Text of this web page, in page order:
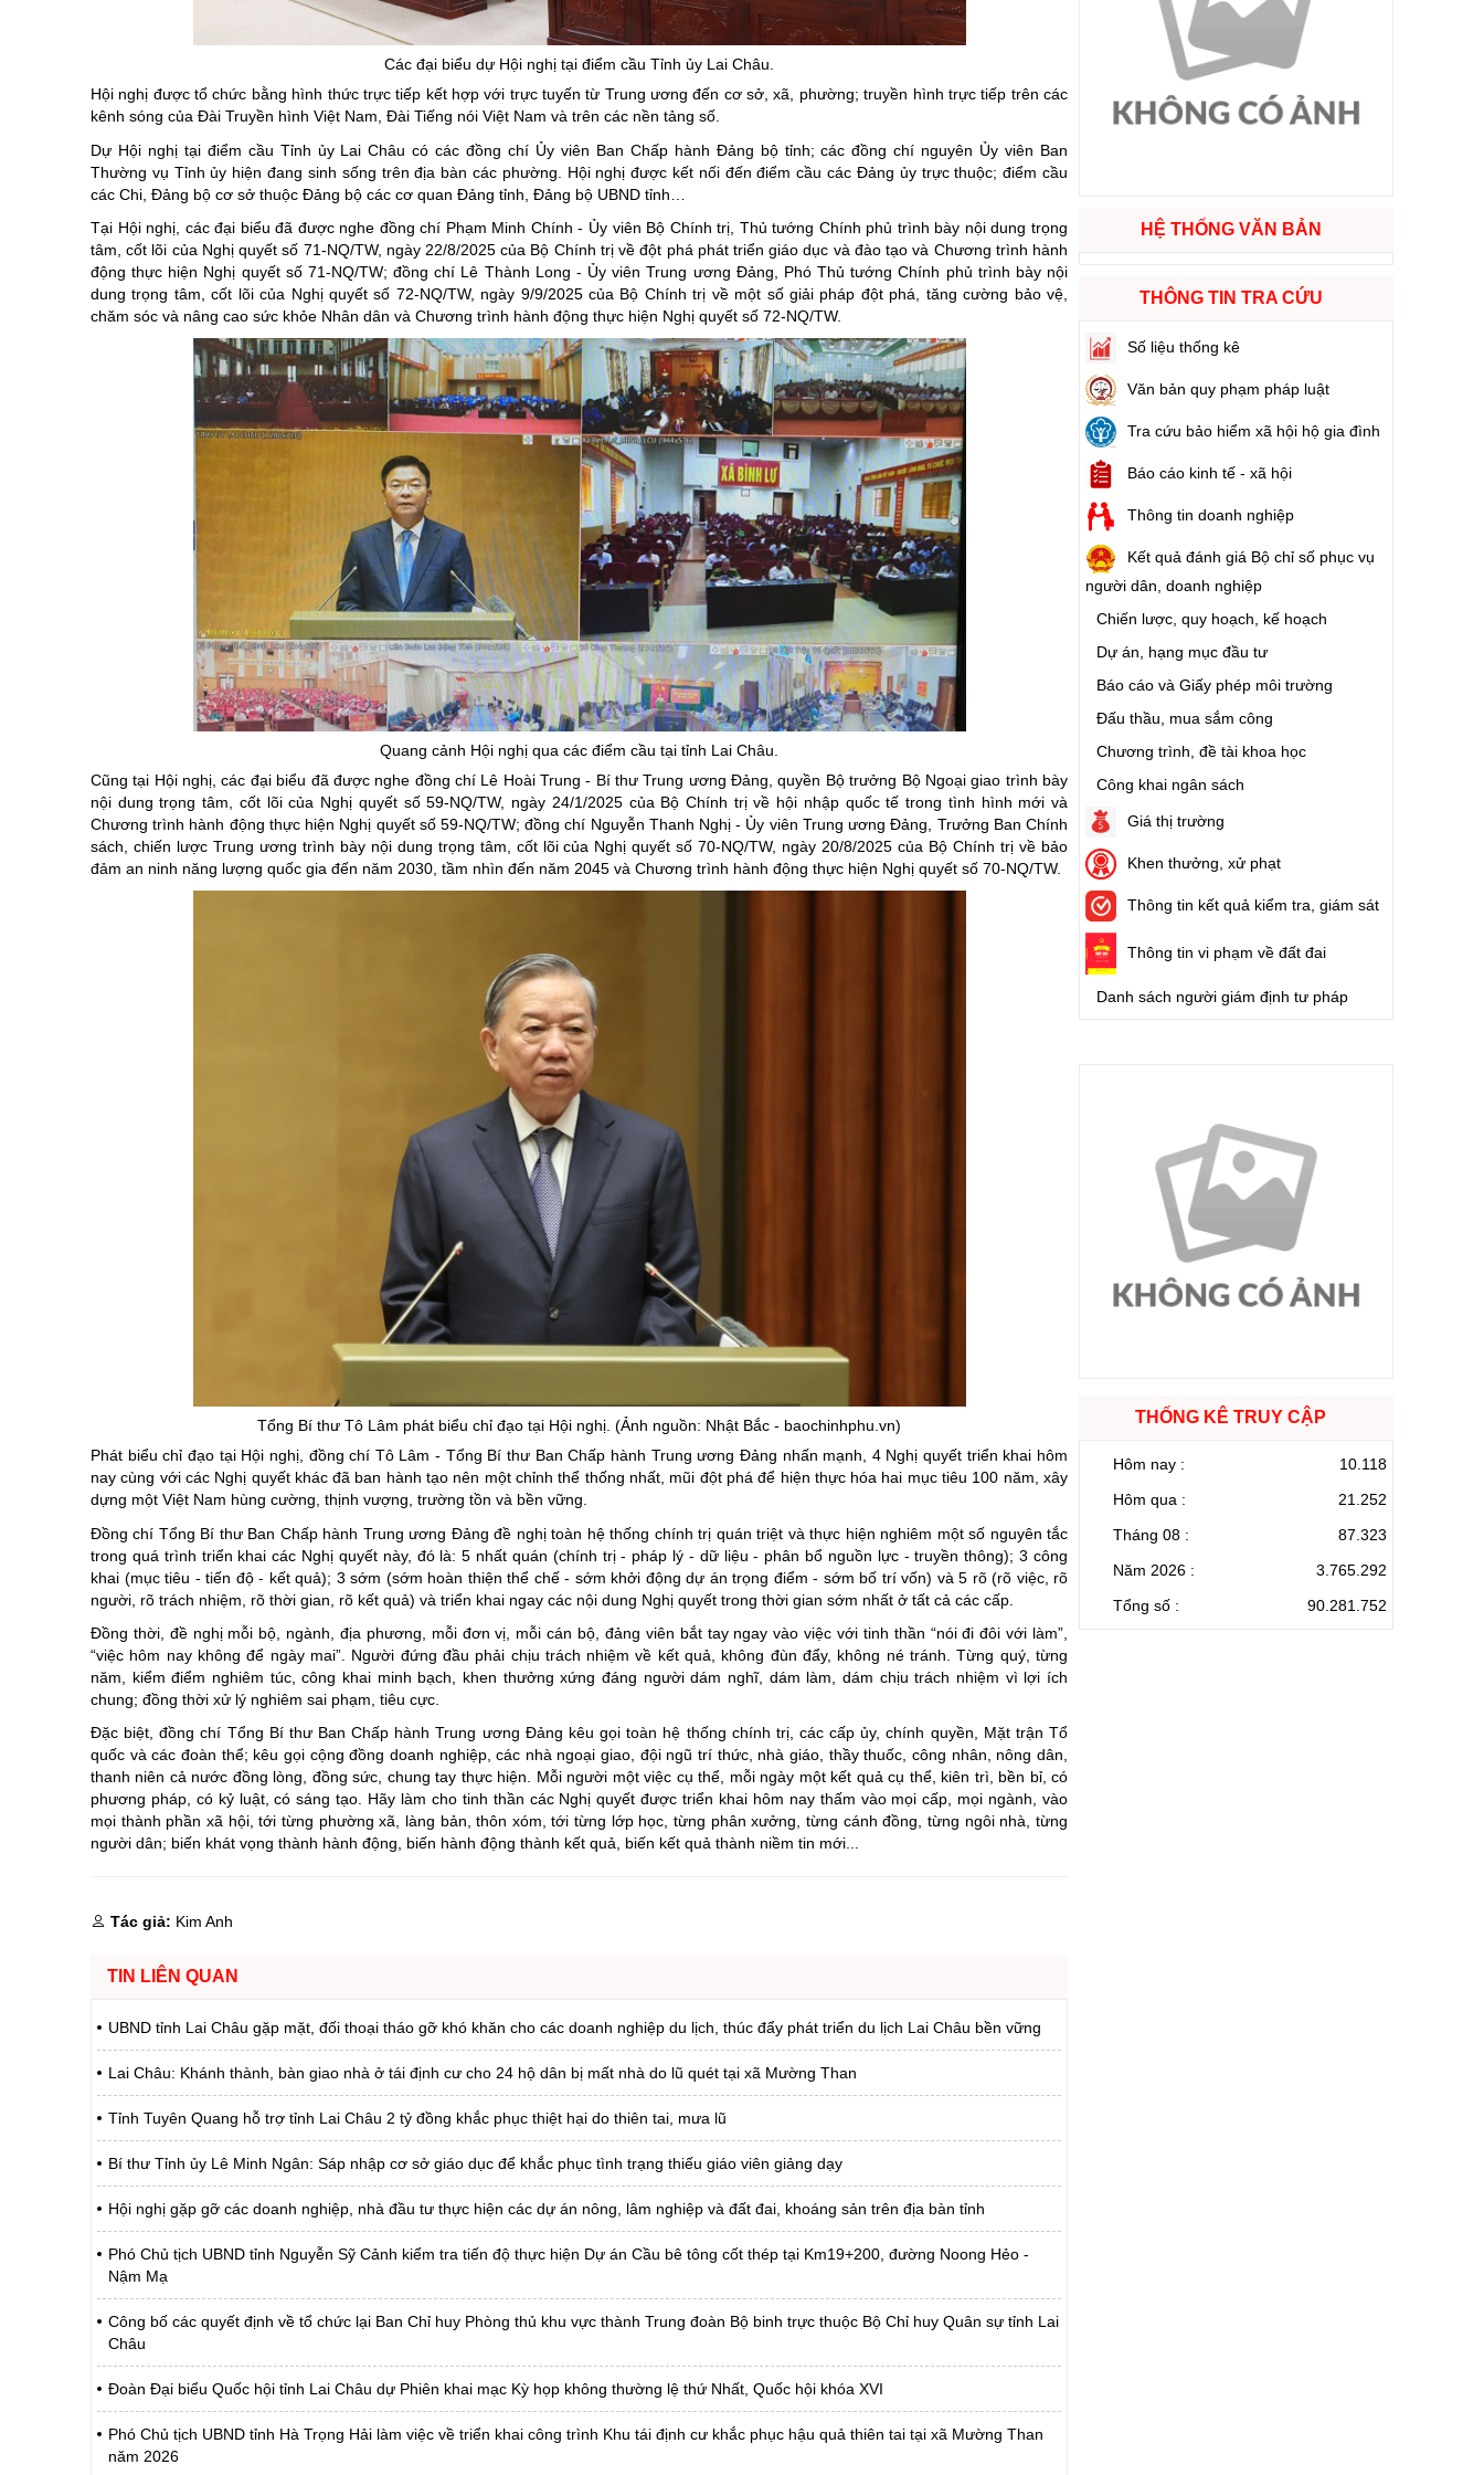
Chuyên đề tổng hợp Giảm nghèo bền vững
Bầu cử đại biểu Quốc hội khóa XVI và đại biểu Hội đồng nhân dân các cấp nhiệm kỳ 2026 - 2031
Gia đình hạnh phúc bền vững
Thông tin biên giới
Người Việt Nam ưu tiên dùng hàng Việt Nam
Điểm báo
Phóng sự ảnh
Chuyên mục khác
Các đại biểu dự Hội nghị tại điểm cầu Tỉnh ủy Lai Châu.
Hội nghị được tổ chức bằng hình thức trực tiếp kết hợp với trực tuyến từ Trung ương đến cơ sở, xã, phường; truyền hình trực tiếp trên các
kênh sóng của Đài Truyền hình Việt Nam, Đài Tiếng nói Việt Nam và trên các nền tảng số.
Dự Hội nghị tại điểm cầu Tỉnh ủy Lai Châu có các đồng chí Ủy viên Ban Chấp hành Đảng bộ tỉnh; các đồng chí nguyên Ủy viên Ban
Thường vụ Tỉnh ủy hiện đang sinh sống trên địa bàn các phường. Hội nghị được kết nối đến điểm cầu các Đảng ủy trực thuộc; điểm cầu
các Chi, Đảng bộ cơ sở thuộc Đảng bộ các cơ quan Đảng tỉnh, Đảng bộ UBND tỉnh…
Tại Hội nghị, các đại biểu đã được nghe đồng chí Phạm Minh Chính - Ủy viên Bộ Chính trị, Thủ tướng Chính phủ trình bày nội dung trọng
tâm, cốt lõi của Nghị quyết số 71-NQ/TW, ngày 22/8/2025 của Bộ Chính trị về đột phá phát triển giáo dục và đào tạo và Chương trình hành
động thực hiện Nghị quyết số 71-NQ/TW; đồng chí Lê Thành Long - Ủy viên Trung ương Đảng, Phó Thủ tướng Chính phủ trình bày nội
dung trọng tâm, cốt lõi của Nghị quyết số 72-NQ/TW, ngày 9/9/2025 của Bộ Chính trị về một số giải pháp đột phá, tăng cường bảo vệ,
chăm sóc và nâng cao sức khỏe Nhân dân và Chương trình hành động thực hiện Nghị quyết số 72-NQ/TW.
Quang cảnh Hội nghị qua các điểm cầu tại tỉnh Lai Châu.
Cũng tại Hội nghị, các đại biểu đã được nghe đồng chí Lê Hoài Trung - Bí thư Trung ương Đảng, quyền Bộ trưởng Bộ Ngoại giao trình bày
nội dung trọng tâm, cốt lõi của Nghị quyết số 59-NQ/TW, ngày 24/1/2025 của Bộ Chính trị về hội nhập quốc tế trong tình hình mới và
Chương trình hành động thực hiện Nghị quyết số 59-NQ/TW; đồng chí Nguyễn Thanh Nghị - Ủy viên Trung ương Đảng, Trưởng Ban Chính
sách, chiến lược Trung ương trình bày nội dung trọng tâm, cốt lõi của Nghị quyết số 70-NQ/TW, ngày 20/8/2025 của Bộ Chính trị về bảo
đảm an ninh năng lượng quốc gia đến năm 2030, tầm nhìn đến năm 2045 và Chương trình hành động thực hiện Nghị quyết số 70-NQ/TW.
Tổng Bí thư Tô Lâm phát biểu chỉ đạo tại Hội nghị. (Ảnh nguồn: Nhật Bắc - baochinhphu.vn)
Phát biểu chỉ đạo tại Hội nghị, đồng chí Tô Lâm - Tổng Bí thư Ban Chấp hành Trung ương Đảng nhấn mạnh, 4 Nghị quyết triển khai hôm
nay cùng với các Nghị quyết khác đã ban hành tạo nên một chỉnh thể thống nhất, mũi đột phá để hiện thực hóa hai mục tiêu 100 năm, xây
dựng một Việt Nam hùng cường, thịnh vượng, trường tồn và bền vững.
Đồng chí Tổng Bí thư Ban Chấp hành Trung ương Đảng đề nghị toàn hệ thống chính trị quán triệt và thực hiện nghiêm một số nguyên tắc
trong quá trình triển khai các Nghị quyết này, đó là: 5 nhất quán (chính trị - pháp lý - dữ liệu - phân bổ nguồn lực - truyền thông); 3 công
khai (mục tiêu - tiến độ - kết quả); 3 sớm (sớm hoàn thiện thể chế - sớm khởi động dự án trọng điểm - sớm bố trí vốn) và 5 rõ (rõ việc, rõ
người, rõ trách nhiệm, rõ thời gian, rõ kết quả) và triển khai ngay các nội dung Nghị quyết trong thời gian sớm nhất ở tất cả các cấp.
Đồng thời, đề nghị mỗi bộ, ngành, địa phương, mỗi đơn vị, mỗi cán bộ, đảng viên bắt tay ngay vào việc với tinh thần “nói đi đôi với làm”,
“việc hôm nay không để ngày mai”. Người đứng đầu phải chịu trách nhiệm về kết quả, không đùn đẩy, không né tránh. Từng quý, từng
năm, kiểm điểm nghiêm túc, công khai minh bạch, khen thưởng xứng đáng người dám nghĩ, dám làm, dám chịu trách nhiệm vì lợi ích
chung; đồng thời xử lý nghiêm sai phạm, tiêu cực.
Đặc biệt, đồng chí Tổng Bí thư Ban Chấp hành Trung ương Đảng kêu gọi toàn hệ thống chính trị, các cấp ủy, chính quyền, Mặt trận Tổ
quốc và các đoàn thể; kêu gọi cộng đồng doanh nghiệp, các nhà ngoại giao, đội ngũ trí thức, nhà giáo, thầy thuốc, công nhân, nông dân,
thanh niên cả nước đồng lòng, đồng sức, chung tay thực hiện. Mỗi người một việc cụ thể, mỗi ngày một kết quả cụ thể, kiên trì, bền bỉ, có
phương pháp, có kỷ luật, có sáng tạo. Hãy làm cho tinh thần các Nghị quyết được triển khai hôm nay thấm vào mọi cấp, mọi ngành, vào
mọi thành phần xã hội, tới từng phường xã, làng bản, thôn xóm, tới từng lớp học, từng phân xưởng, từng cánh đồng, từng ngôi nhà, từng
người dân; biến khát vọng thành hành động, biến hành động thành kết quả, biến kết quả thành niềm tin mới...
Tác giả: Kim Anh
TIN LIÊN QUAN
UBND tỉnh Lai Châu gặp mặt, đối thoại tháo gỡ khó khăn cho các doanh nghiệp du lịch, thúc đẩy phát triển du lịch Lai Châu bền vững
Lai Châu: Khánh thành, bàn giao nhà ở tái định cư cho 24 hộ dân bị mất nhà do lũ quét tại xã Mường Than
Tỉnh Tuyên Quang hỗ trợ tỉnh Lai Châu 2 tỷ đồng khắc phục thiệt hại do thiên tai, mưa lũ
Bí thư Tỉnh ủy Lê Minh Ngân: Sáp nhập cơ sở giáo dục để khắc phục tình trạng thiếu giáo viên giảng dạy
Hội nghị gặp gỡ các doanh nghiệp, nhà đầu tư thực hiện các dự án nông, lâm nghiệp và đất đai, khoáng sản trên địa bàn tỉnh
Phó Chủ tịch UBND tỉnh Nguyễn Sỹ Cảnh kiểm tra tiến độ thực hiện Dự án Cầu bê tông cốt thép tại Km19+200, đường Noong Hẻo -
Nậm Mạ
Công bố các quyết định về tổ chức lại Ban Chỉ huy Phòng thủ khu vực thành Trung đoàn Bộ binh trực thuộc Bộ Chỉ huy Quân sự tỉnh Lai
Châu
Đoàn Đại biểu Quốc hội tỉnh Lai Châu dự Phiên khai mạc Kỳ họp không thường lệ thứ Nhất, Quốc hội khóa XVI
Phó Chủ tịch UBND tỉnh Hà Trọng Hải làm việc về triển khai công trình Khu tái định cư khắc phục hậu quả thiên tai tại xã Mường Than
năm 2026
HỆ THỐNG VĂN BẢN
THÔNG TIN TRA CỨU
Số liệu thống kê
Văn bản quy phạm pháp luật
Tra cứu bảo hiểm xã hội hộ gia đình
Báo cáo kinh tế - xã hội
Thông tin doanh nghiệp
Kết quả đánh giá Bộ chỉ số phục vụ
người dân, doanh nghiệp
Chiến lược, quy hoạch, kế hoạch
Dự án, hạng mục đầu tư
Báo cáo và Giấy phép môi trường
Đấu thầu, mua sắm công
Chương trình, đề tài khoa học
Công khai ngân sách
Giá thị trường
Khen thưởng, xử phạt
Thông tin kết quả kiểm tra, giám sát
Thông tin vi phạm về đất đai
Danh sách người giám định tư pháp
THỐNG KÊ TRUY CẬP
Hôm nay :
10.118
Hôm qua :
21.252
Tháng 08 :
87.323
Năm 2026 :
3.765.292
Tổng số :
90.281.752